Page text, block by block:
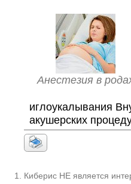
Уфа; ул. Правды, д. 19;
Центр реабилитации
Уфа; ул. Союзная, д. 35;
РЖД Медицина на
Клиника Дружковых
31
Казань; ул. Сибгата Хакима, д. 31
больницы на
Анестезия в
иглоукалывания
акушерских
Киберис НЕ является